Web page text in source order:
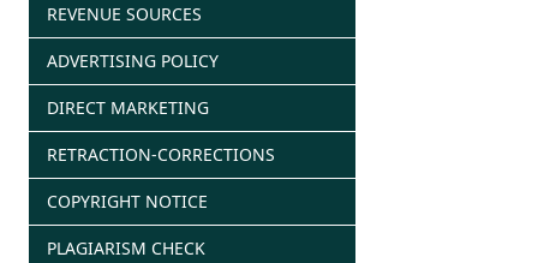
REVENUE SOURCES
ADVERTISING POLICY
DIRECT MARKETING
RETRACTION-CORRECTIONS
COPYRIGHT NOTICE
PLAGIARISM CHECK